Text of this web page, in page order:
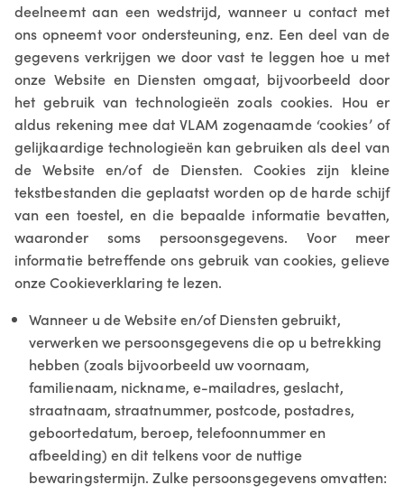
deelneemt aan een wedstrijd, wanneer u contact met
ons opneemt voor ondersteuning, enz. Een deel van de
gegevens verkrijgen we door vast te leggen hoe u met
onze Website en Diensten omgaat, bijvoorbeeld door
het gebruik van technologieën zoals cookies. Hou er
aldus rekening mee dat VLAM zogenaamde ‘cookies’ of
gelijkaardige technologieën kan gebruiken als deel van
de Website en/of de Diensten. Cookies zijn kleine
tekstbestanden die geplaatst worden op de harde schijf
van een toestel, en die bepaalde informatie bevatten,
waaronder soms persoonsgegevens. Voor meer
informatie betreffende ons gebruik van cookies, gelieve
onze Cookieverklaring te lezen.
Wanneer u de Website en/of Diensten gebruikt,
verwerken we persoonsgegevens die op u betrekking
hebben (zoals bijvoorbeeld uw voornaam,
familienaam, nickname, e-mailadres, geslacht,
straatnaam, straatnummer, postcode, postadres,
geboortedatum, beroep, telefoonnummer en
afbeelding) en dit telkens voor de nuttige
bewaringstermijn. Zulke persoonsgegevens omvatten: